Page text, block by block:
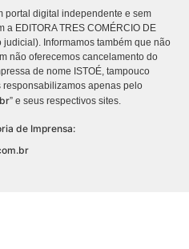
portal digital independente e sem
EDITORA TRES COMÉRCIO DE
judicial). Informamos também que não
não oferecemos cancelamento do
de nome ISTOÉ, tampouco
apenas pelo
” e seus respectivos sites.
de Imprensa: